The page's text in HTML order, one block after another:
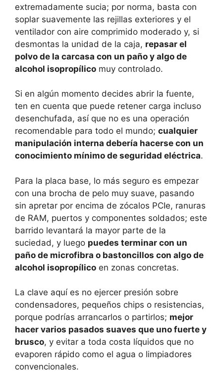
extremadamente sucia; por norma, basta con
soplar suavemente las rejillas exteriores y el
ventilador con aire comprimido moderado y, si
desmontas la unidad de la caja, repasar el
polvo de la carcasa con un paño y algo de
alcohol isopropílico muy controlado.
Si en algún momento decides abrir la fuente,
ten en cuenta que puede retener carga incluso
desenchufada, así que no es una operación
recomendable para todo el mundo; cualquier
manipulación interna debería hacerse con un
conocimiento mínimo de seguridad eléctrica.
Para la placa base, lo más seguro es empezar
con una brocha de pelo muy suave, pasando
sin apretar por encima de zócalos PCIe, ranuras
de RAM, puertos y componentes soldados; este
barrido levantará la mayor parte de la
suciedad, y luego puedes terminar con un
paño de microfibra o bastoncillos con algo de
alcohol isopropílico en zonas concretas.
La clave aquí es no ejercer presión sobre
condensadores, pequeños chips o resistencias,
porque podrías arrancarlos o partirlos; mejor
hacer varios pasados suaves que uno fuerte y
brusco, y evitar a toda costa líquidos que no
evaporen rápido como el agua o limpiadores
convencionales.